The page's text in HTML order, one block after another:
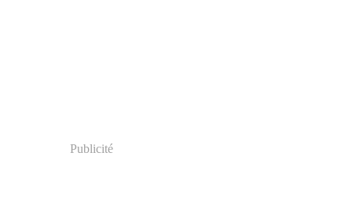
Publicité